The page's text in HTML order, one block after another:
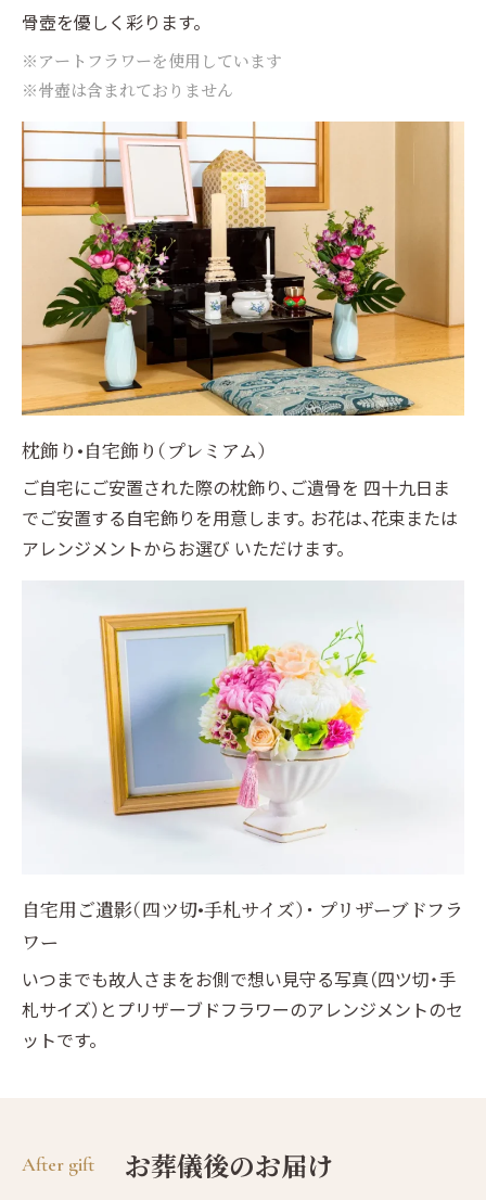
骨壺を優しく彩ります。
※アートフラワーを使用しています
※骨壺は含まれておりません
枕飾り•自宅飾り（プレミアム）
ご自宅にご安置された際の枕飾り、ご遺骨を 四十九日ま
でご安置する自宅飾りを用意します。 お花は、花束または
アレンジメントからお選び いただけます。
自宅用ご遺影（四ツ切•手札サイズ）・ プリザーブドフラ
ワー
いつまでも故人さまをお側で想い見守る写真（四ツ切・手
札サイズ）とプリザーブドフラワーのアレンジメントのセ
ットです。
After gift お葬儀後のお届け